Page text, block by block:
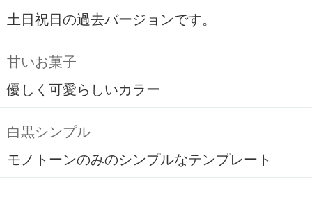
土日祝日の過去バージョンです。
甘いお菓子
優しく可愛らしいカラー
白黒シンプル
モノトーンのみのシンプルなテンプレート